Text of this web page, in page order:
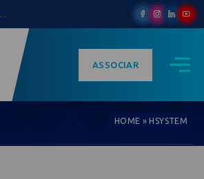
ASSOCIAR
HOME »HSYSTEM